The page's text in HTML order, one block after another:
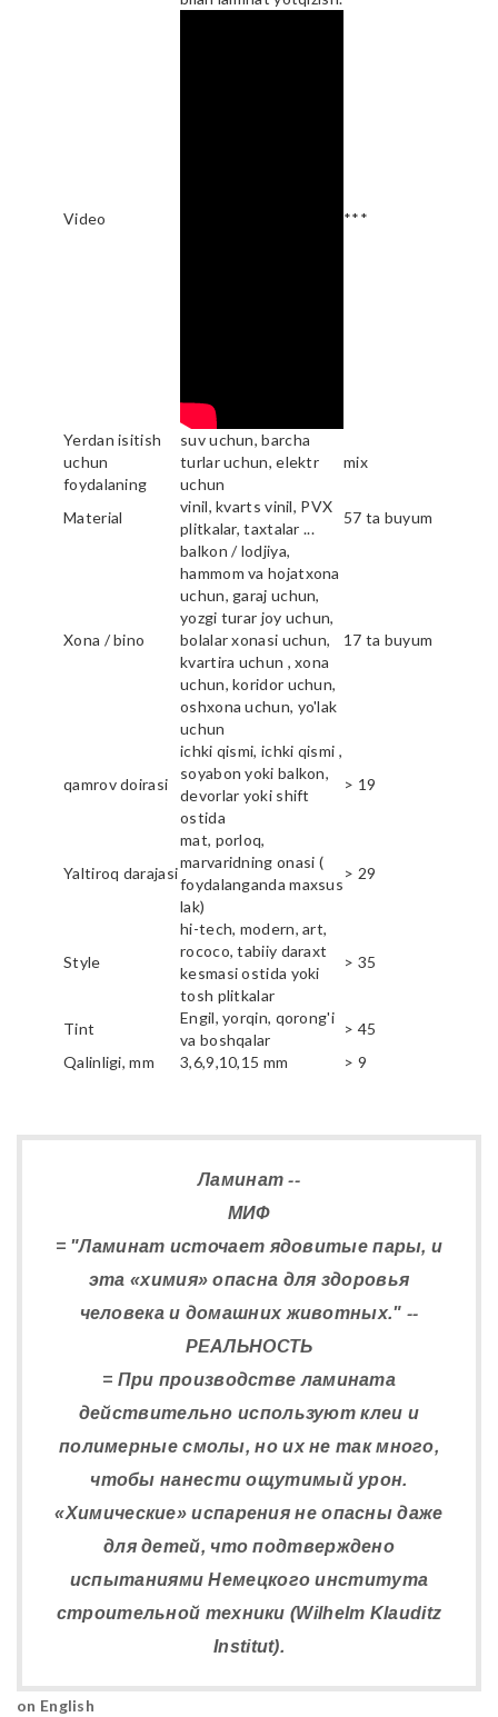
Video ***
Yerdan isitish
uchun
foydalaning
suv uchun, barcha
turlar uchun, elektr
uchun
mix
Material
vinil, kvarts vinil, PVX
plitkalar, taxtalar ...
57 ta buyum
Xona / bino
balkon / lodjiya,
hammom va hojatxona
uchun, garaj uchun,
yozgi turar joy uchun,
bolalar xonasi uchun,
kvartira uchun , xona
uchun, koridor uchun,
oshxona uchun, yo'lak
uchun
17 ta buyum
qamrov doirasi
ichki qismi, ichki qismi ,
soyabon yoki balkon,
devorlar yoki shift
ostida
> 19
Yaltiroq darajasi
mat, porloq,
marvaridning onasi (
foydalanganda maxsus
lak)
> 29
Style
hi-tech, modern, art,
rococo, tabiiy daraxt
kesmasi ostida yoki
tosh plitkalar
> 35
Tint
Engil, yorqin, qorong'i
va boshqalar
> 45
Qalinligi, mm
3,6,9,10,15 mm > 9
Ламинат --
МИФ
= "Ламинат источает ядовитые пары, и
эта «химия» опасна для здоровья
человека и домашних животных." --
РЕАЛЬНОСТЬ
= При производстве ламината
действительно используют клеи и
полимерные смолы, но их не так много,
чтобы нанести ощутимый урон.
«Химические» испарения не опасны даже
для детей, что подтверждено
испытаниями Немецкого института
строительной техники (Wilhelm Klauditz
Institut).
on English